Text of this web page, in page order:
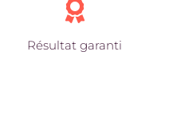
Résultat garanti